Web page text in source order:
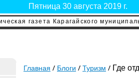
газета Карагайского
Пятница 30 августа 2019 г.
Главная Блоги Туризм Где